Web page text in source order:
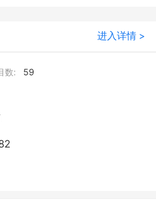
进入详情 >
数: 59